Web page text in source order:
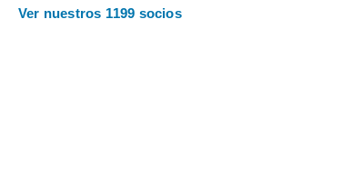
Ver nuestros 1199 socios